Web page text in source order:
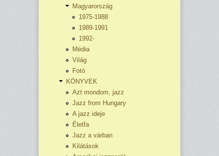
Magyarország
1975-1988
1989-1991
1992-
Média
Világ
Fotó
KÖNYVEK
Azt mondom, jazz
Jazz from Hungary
A jazz ideje
Életfa
Jazz a várban
Kilátások